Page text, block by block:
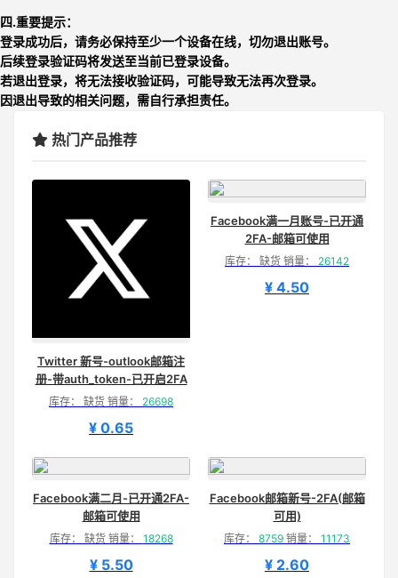
四.重要提示：
登录成功后，请务必保持至少一个设备在线，切勿退出账号。
后续登录验证码将发送至当前已登录设备。
若退出登录，将无法接收验证码，可能导致无法再次登录。
因退出导致的相关问题，需自行承担责任。
热门产品推荐
Twitter 新号-outlook邮箱注
册-带auth_token-已开启2FA
库存： 缺货 销量： 26698
¥ 0.65
Facebook满一月账号-已开通
2FA-邮箱可使用
库存： 缺货 销量： 26142
¥ 4.50
Facebook满二月-已开通2FA-
邮箱可使用
库存： 缺货 销量： 18268
¥ 5.50
Facebook邮箱新号-2FA(邮箱
可用)
库存： 8759 销量： 11173
¥ 2.60